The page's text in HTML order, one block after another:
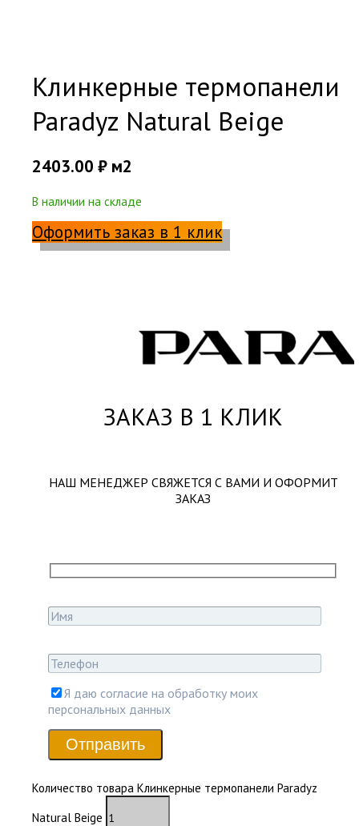
Клинкерные термопанели
Paradyz Natural Beige
2403.00₽ м2
В наличии на складе
Оформить заказ в 1 клик
ЗАКАЗ В 1 КЛИК
НАШ МЕНЕДЖЕР СВЯЖЕТСЯ С ВАМИ И ОФОРМИТ
ЗАКАЗ
Я даю согласие на обработку моих
персональных данных
Отправить
Количество товара Клинкерные термопанели Paradyz
Natural Beige